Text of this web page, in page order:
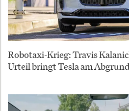
Robotaxi-Krieg: Travis
Urteil bringt Tesla am